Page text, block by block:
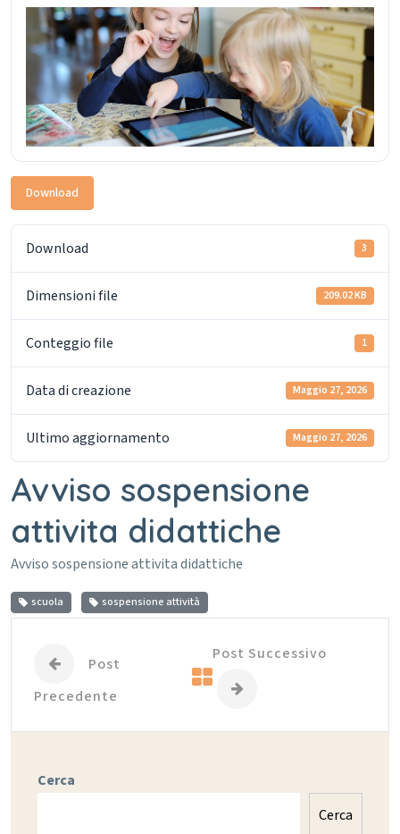
Download
Download 3
Dimensioni file 209.02 KB
Conteggio file 1
Data di creazione Maggio 27, 2026
Ultimo aggiornamento Maggio 27, 2026
Avviso sospensione
attivita didattiche
Avviso sospensione attivita didattiche
scuola sospensione attività
Post
Precedente
Post Successivo
Cerca
Cerca